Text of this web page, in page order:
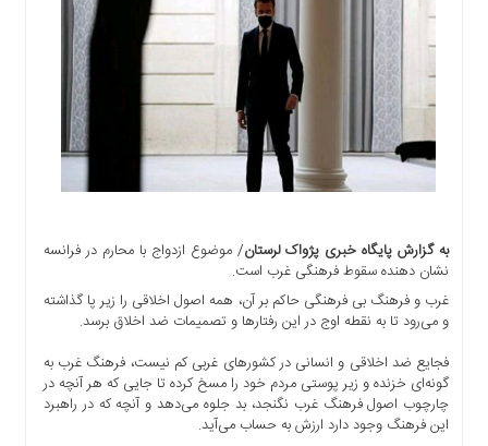
اجتماعی
سیاسی
اقتصادی
ورزشی
فرهنگی
آموزشی
دسترسی
سریع
ارتباط
برگه
به گزارش پایگاه خبری پژواک لرستان/ موضوع ازدواج با محارم در فرانسه
نشان دهنده سقوط فرهنگی غرب است.
غرب و فرهنگ بی‌ فرهنگی حاکم بر آن، همه اصول اخلاقی را زیر پا گذاشته
و می‌رود تا به نقطه اوج در این رفتار‌ها و تصمیمات ضد اخلاق برسد.
فجایع ضد اخلاقی و انسانی در کشور‌های غربی کم نیست، فرهنگ غرب به
گونه‌ای خزنده و زیر پوستی مردم خود را مسخ کرده تا جایی که هر آنچه در
چارچوب اصول فرهنگ غرب نگنجد، بد جلوه می‌دهد و آنچه که در راهبرد
این فرهنگ وجود دارد ارزش به حساب می‌آید.